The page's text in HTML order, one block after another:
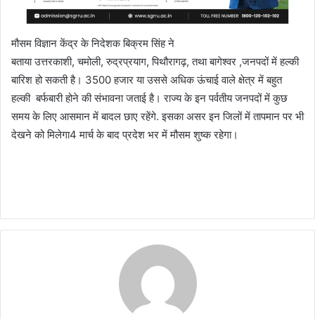
मौसम विज्ञान केंद्र के निदेशक बिक्रम सिंह ने
बताया उत्तरकाशी, चमोली, रुद्रप्रयाग, पिथौरागढ़, तथा बागेश्वर ,जनपदों में हल्की
बारिश हो सकती है। 3500 हजार या उससे अधिक ऊंचाई वाले क्षेत्र में बहुत
हल्की बर्फबारी होने की संभावना जताई है। राज्य के इन पर्वतीय जनपदों में कुछ
समय के लिए आसमान में बादल छाए रहेंगे. इसका असर इन जिलों में तापमान पर भी
देखने को मिलेगा4 मार्च के बाद प्रदेश भर में मौसम शुष्क रहेगा।